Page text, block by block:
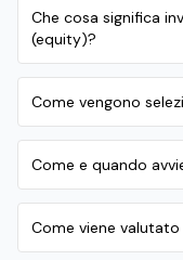
Che cosa significa
(equity)?
Come vengono
Come e quando
Come viene